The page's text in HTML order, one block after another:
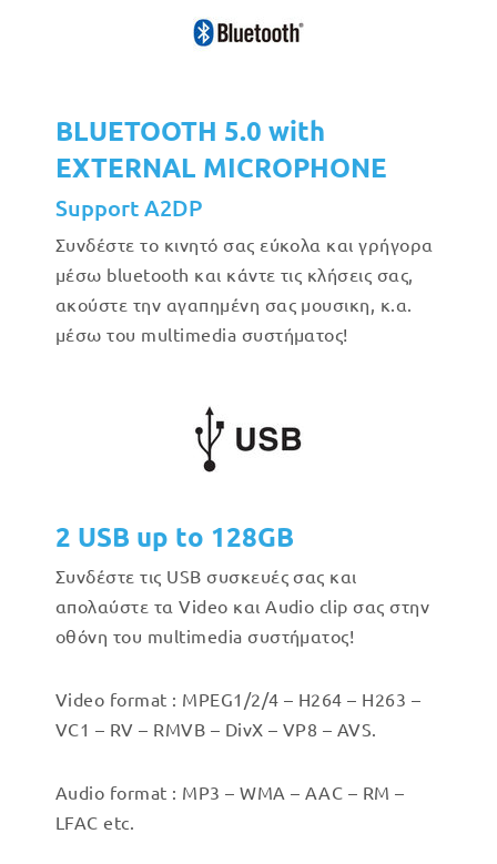
BLUETOOTH 5.0 with
EXTERNAL MICROPHONE
Support A2DP
Συνδέστε το κινητό σας εύκολα και γρήγορα
μέσω bluetooth και κάντε τις κλήσεις σας,
ακούστε την αγαπημένη σας μουσικη, κ.α.
μέσω του multimedia συστήματος!
2 USB up to 128GB
Συνδέστε τις USB συσκευές σας και
απολαύστε τα Video και Audio clip σας στην
οθόνη του multimedia συστήματος!
Video format : MPEG1/2/4 – H264 – H263 –
VC1 – RV – RMVB – DivX – VP8 – AVS.
Audio format : MP3 – WMA – AAC – RM –
LFAC etc.